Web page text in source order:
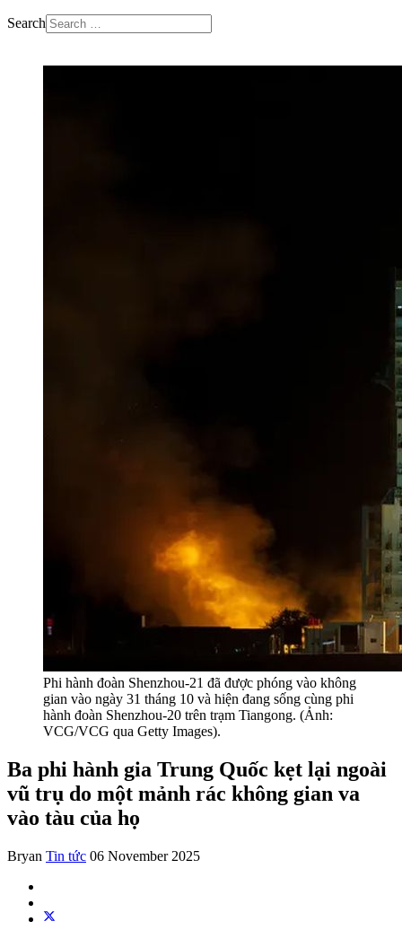
Search
Phi hành đoàn Shenzhou-21 đã được phóng vào không
gian vào ngày 31 tháng 10 và hiện đang sống cùng phi
hành đoàn Shenzhou-20 trên trạm Tiangong. (Ảnh:
VCG/VCG qua Getty Images).
Ba phi hành gia Trung Quốc kẹt lại ngoài
vũ trụ do một mảnh rác không gian va
vào tàu của họ
Bryan Tin tức 06 November 2025